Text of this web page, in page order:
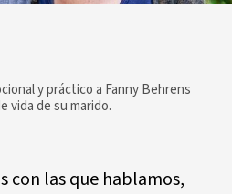
y práctico a Fanny Behrens
vida de su marido.
con las que hablamos,